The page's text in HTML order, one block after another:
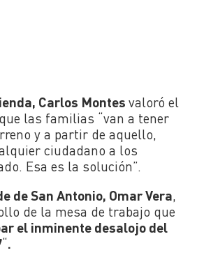
Carlos Montes valoró el
las familias “van a tener
y a partir de aquello,
ciudadano a los
Esa es la solución”.
de San Antonio, Omar Vera,
de la mesa de trabajo que
el inminente desalojo del
“.